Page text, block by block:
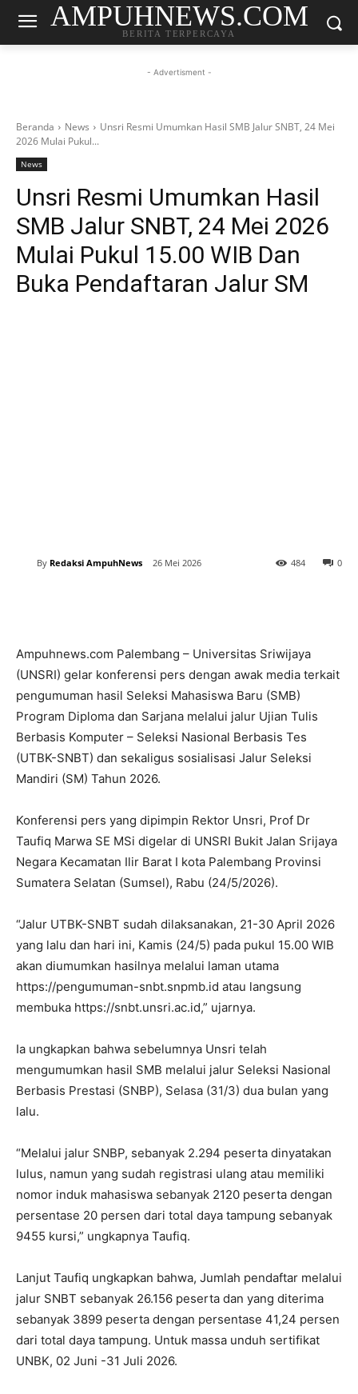
AMPUHNEWS.COM
BERITA TERPERCAYA
- Advertisment -
Beranda News
Unsri Resmi Umumkan Hasil SMB Jalur SNBT, 24 Mei
2026 Mulai Pukul...
News
Unsri Resmi Umumkan Hasil
SMB Jalur SNBT, 24 Mei 2026
Mulai Pukul 15.00 WIB Dan
Buka Pendaftaran Jalur SM
By Redaksi AmpuhNews 26 Mei 2026 0
484
Ampuhnews.com Palembang – Universitas Sriwijaya
(UNSRI) gelar konferensi pers dengan awak media terkait
pengumuman hasil Seleksi Mahasiswa Baru (SMB)
Program Diploma dan Sarjana melalui jalur Ujian Tulis
Berbasis Komputer – Seleksi Nasional Berbasis Tes
(UTBK-SNBT) dan sekaligus sosialisasi Jalur Seleksi
Mandiri (SM) Tahun 2026.
Konferensi pers yang dipimpin Rektor Unsri, Prof Dr
Taufiq Marwa SE MSi digelar di UNSRI Bukit Jalan Srijaya
Negara Kecamatan Ilir Barat I kota Palembang Provinsi
Sumatera Selatan (Sumsel), Rabu (24/5/2026).
“Jalur UTBK-SNBT sudah dilaksanakan, 21-30 April 2026
yang lalu dan hari ini, Kamis (24/5) pada pukul 15.00 WIB
akan diumumkan hasilnya melalui laman utama
https://pengumuman-snbt.snpmb.id atau langsung
membuka https://snbt.unsri.ac.id,” ujarnya.
Ia ungkapkan bahwa sebelumnya Unsri telah
mengumumkan hasil SMB melalui jalur Seleksi Nasional
Berbasis Prestasi (SNBP), Selasa (31/3) dua bulan yang
lalu.
“Melalui jalur SNBP, sebanyak 2.294 peserta dinyatakan
lulus, namun yang sudah registrasi ulang atau memiliki
nomor induk mahasiswa sebanyak 2120 peserta dengan
persentase 20 persen dari total daya tampung sebanyak
9455 kursi,” ungkapnya Taufiq.
Lanjut Taufiq ungkapkan bahwa, Jumlah pendaftar melalui
jalur SNBT sebanyak 26.156 peserta dan yang diterima
sebanyak 3899 peserta dengan persentase 41,24 persen
dari total daya tampung. Untuk massa unduh sertifikat
UNBK, 02 Juni -31 Juli 2026.